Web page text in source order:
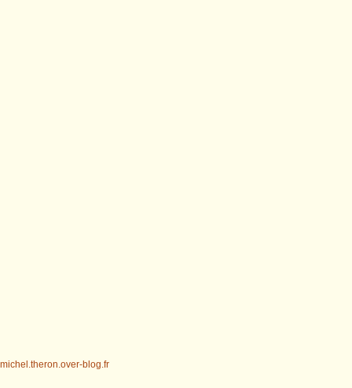
michel.theron.over-blog.fr